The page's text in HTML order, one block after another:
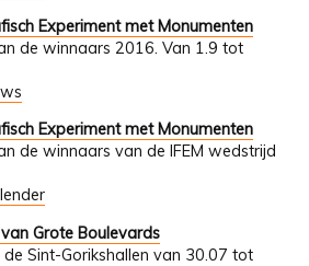
Experiment met Monumenten
de winnaars 2016. Van 1.9 tot
Experiment met Monumenten
de winnaars van de IFEM wedstrijd
Grote Boulevards
Sint-Gorikshallen van 30.07 tot